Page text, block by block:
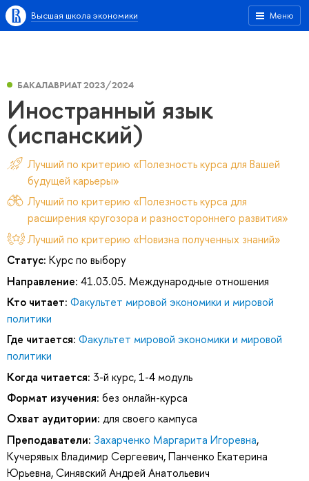
Меню
Высшая школа экономики
БАКАЛАВРИАТ 2023/2024
Иностранный язык
(испанский)
Лучший по критерию «Полезность курса для Вашей
будущей карьеры»
Лучший по критерию «Полезность курса для
расширения кругозора и разностороннего развития»
Лучший по критерию «Новизна полученных знаний»
Статус: Курс по выбору
Направление: 41.03.05. Международные отношения
Кто читает: Факультет мировой экономики и мировой
политики
Где читается: Факультет мировой экономики и мировой
политики
Когда читается: 3-й курс, 1-4 модуль
Формат изучения: без онлайн-курса
Охват аудитории: для своего кампуса
Преподаватели: Захарченко Маргарита Игоревна,
Кучерявых Владимир Сергеевич,Панченко Екатерина
Юрьевна,Синявский Андрей Анатольевич